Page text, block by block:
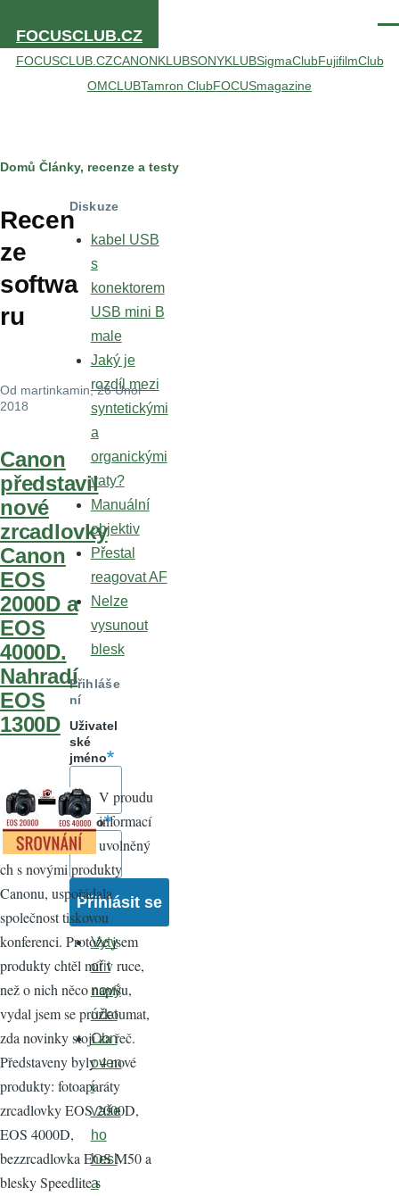
FOCUSCLUB.CZ
FOCUSCLUB.CZCANONKLUBSONYKLUBSigmaClubFujifilmClub
OMCLUBTamron ClubFOCUSmagazine
Drobečková
navigace
Domů Články, recenze a testy
Recen
ze
softwa
ru
Od martinkamin, 26 Únor
2018
Canon
představil
nové
zrcadlovky
Canon
EOS
2000D a
EOS
4000D.
Nahradí
EOS
1300D
V proudu
informací
uvolněný
ch s novými produkty
Canonu, uspořádala
společnost tiskovou
konferenci. Protože jsem
produkty chtěl mít v ruce,
než o nich něco napíšu,
vydal jsem se prozkoumat,
zda novinky stojí za řeč.
Představeny byly 4 nové
produkty: fotoaparáty
zrcadlovky EOS 2000D,
EOS 4000D,
bezzrcadlovka EOS M50 a
blesky Speedlite s
Diskuze
kabel USB
s
konektorem
USB mini B
male
Jaký je
rozdíl mezi
syntetickými
a
organickými
vaty?
Manuální
objektiv
Přestal
reagovat AF
Nelze
vysunout
blesk
Přihláše
ní
Uživatel
ské
jméno
Heslo
Vytv
ořit
nový
účet
Obn
oven
í
vaše
ho
hesl
a